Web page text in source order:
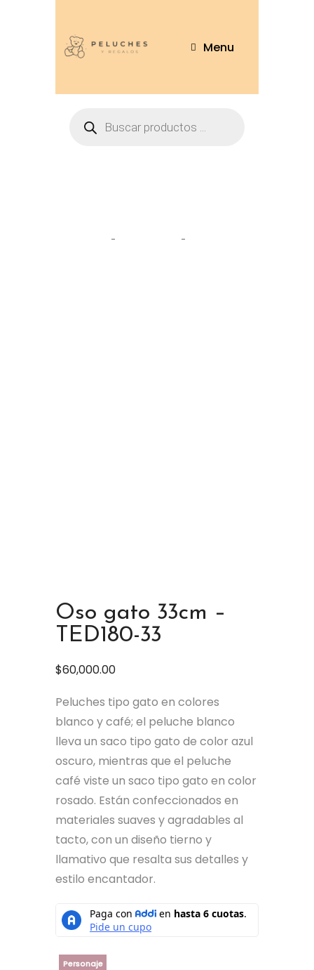
Menu
Oso gato 33cm –
TED180-33
$60,000.00
Peluches tipo gato en colores
blanco y café; el peluche blanco
lleva un saco tipo gato de color azul
oscuro, mientras que el peluche
café viste un saco tipo gato en color
rosado. Están confeccionados en
materiales suaves y agradables al
tacto, con un diseño tierno y
llamativo que resalta sus detalles y
estilo encantador.
Personaje